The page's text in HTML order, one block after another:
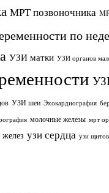
МРТ позвоночника
по
УЗИ матки УЗИ органов
УЗИ шеи Эхокардиография
молочные железы мрт
узи сердца узи